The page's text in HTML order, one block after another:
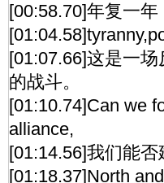
[00:58.70]年复一年
[01:07.66]这是一
的战斗。
[01:10.74]Can we
alliance,
[01:14.56]我们能
[01:18.37]North